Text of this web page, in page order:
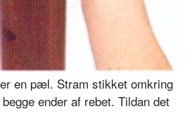
en pæl. Stram stikket omkring
ender af rebet. Tildan det